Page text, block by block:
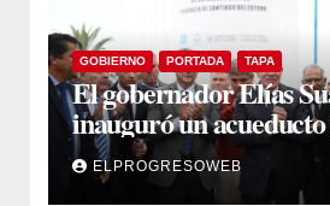
GOBIERNO PORTADA TAPA
El gobernador Elías
inauguró un
sociales en El Simbol y
Francia
ELPROGRESOWEB